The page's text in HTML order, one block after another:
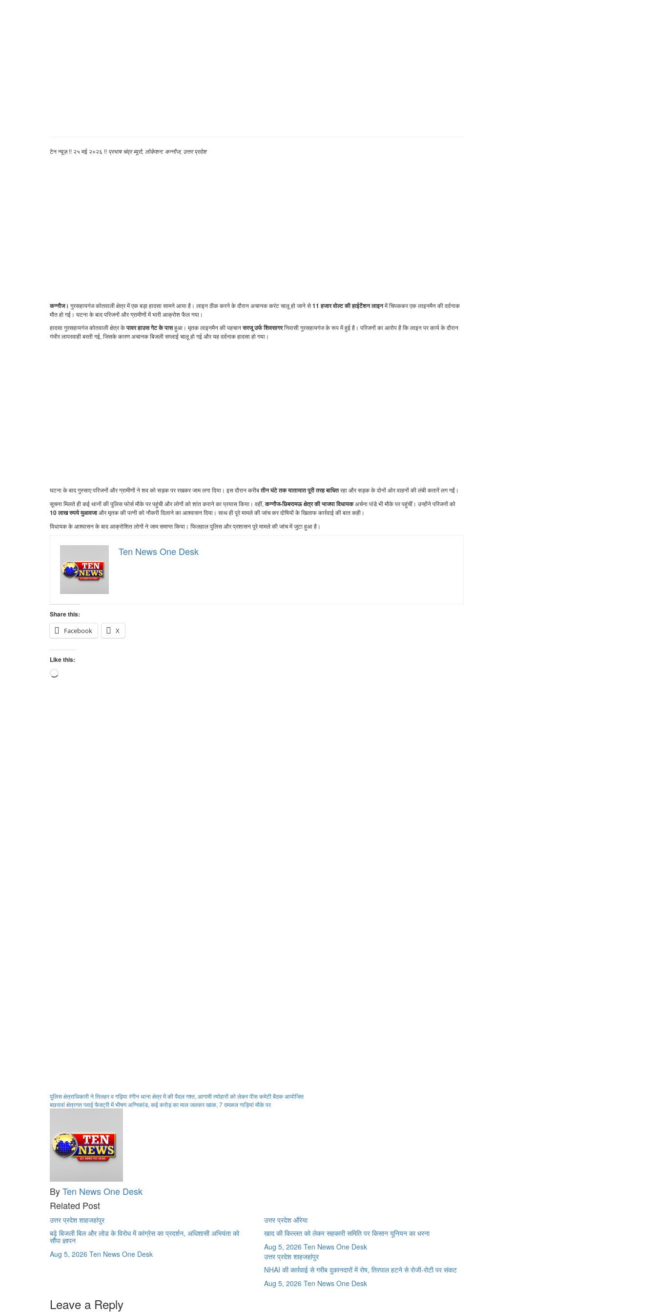
टेन न्यूज़ !! २५ मई २०२६ !! प्रभाष चंद्र ब्यूरो, लोकेशन: कन्नौज, उत्तर प्रदेश
कन्नौज। गुरसहायगंज कोतवाली क्षेत्र में एक बड़ा हादसा सामने आया है। लाइन ठीक करने के दौरान अचानक करंट चालू हो जाने से11 हजार वोल्ट की हाईटेंशन लाइनमें चिपककर एक लाइनमैन की दर्दनाक
मौत हो गई। घटना के बाद परिजनों और ग्रामीणों में भारी आक्रोश फैल गया।
हादसा गुरसहायगंज कोतवाली क्षेत्र केपावर हाउस गेट के पासहुआ। मृतक लाइनमैन की पहचानसरजू उर्फ शिवसागरनिवासी गुरसहायगंज के रूप में हुई है। परिजनों का आरोप है कि लाइन पर कार्य के दौरान
गंभीर लापरवाही बरती गई, जिसके कारण अचानक बिजली सप्लाई चालू हो गई और यह दर्दनाक हादसा हो गया।
घटना के बाद गुस्साए परिजनों और ग्रामीणों ने शव को सड़क पर रखकर जाम लगा दिया। इस दौरान करीबतीन घंटे तक यातायात पूरी तरह बाधितरहा और सड़क के दोनों ओर वाहनों की लंबी कतारें लग गईं।
सूचना मिलते ही कई थानों की पुलिस फोर्स मौके पर पहुंची और लोगों को शांत कराने का प्रयास किया। वहीं, कन्नौज-छिबरामऊ क्षेत्र की भाजपा विधायकअर्चना पांडेभी मौके पर पहुंचीं। उन्होंने परिजनों को
10 लाख रुपये मुआवजाऔर मृतक की पत्नी को नौकरी दिलाने का आश्वासन दिया। साथ ही पूरे मामले की जांच कर दोषियों के खिलाफ कार्रवाई की बात कही।
विधायक के आश्वासन के बाद आक्रोशित लोगों ने जाम समाप्त किया। फिलहाल पुलिस और प्रशासन पूरे मामले की जांच में जुटा हुआ है।
Ten News One Desk
Share this:
Facebook
X
Like this:
Loading…
Post
navigation
पुलिस क्षेत्राधिकारी ने तिलहर व गढ़िया रंगीन थाना क्षेत्र में की पैदल गश्त, आगामी त्योहारों को लेकर पीस कमेटी बैठक आयोजित
बछरावां क्षेत्रगत प्लाई फैक्ट्री में भीषण अग्निकांड, कई करोड़ का माल जलकर खाक, 7 दमकल गाड़ियां मौके पर
ByTen News One Desk
Related Post
उत्तर प्रदेश शाहजहांपुर
बढ़े बिजली बिल और लोड के विरोध में कांग्रेस का प्रदर्शन, अधिशासी अभियंता को
सौंपा ज्ञापन
Aug 5, 2026 Ten News One Desk
उत्तर प्रदेश औरेया
खाद की किल्लत को लेकर सहकारी समिति पर किसान यूनियन का धरना
Aug 5, 2026 Ten News One Desk
उत्तर प्रदेश शाहजहांपुर
NHAI की कार्रवाई से गरीब दुकानदारों में रोष, तिरपाल हटने से रोजी-रोटी पर संकट
Aug 5, 2026 Ten News One Desk
Leave a Reply